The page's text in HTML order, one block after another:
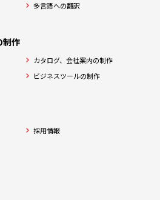
多言語への翻訳
制作
カタログ、会社案内の制作
ビジネスツールの制作
採用情報